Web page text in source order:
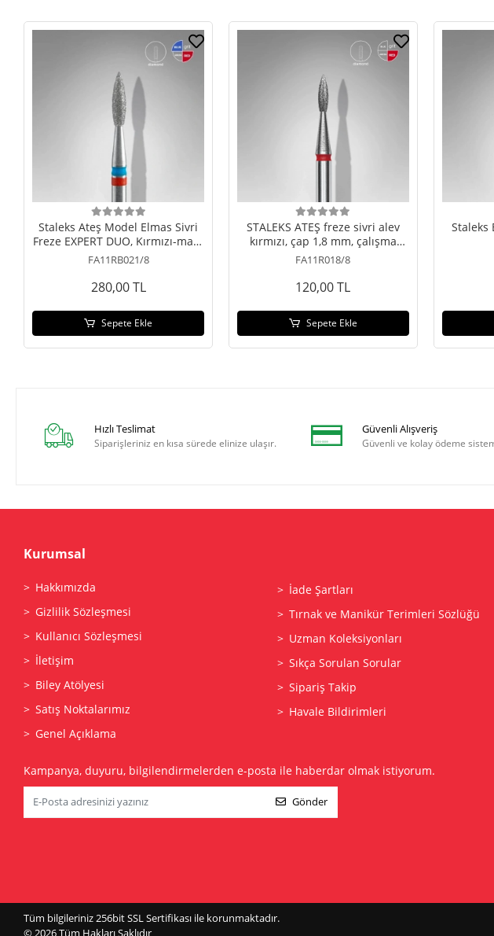
Staleks Ateş Model Elmas Sivri
Freze EXPERT DUO, Kırmızı-mavi,
0.21/8
FA11RB021/8
280,00 TL
Sepete Ekle
STALEKS ATEŞ freze sivri alev
kırmızı, çap 1,8 mm, çalışma
kısmı 8 mm
FA11R018/8
120,00 TL
Sepete Ekle
Staleks
Hızlı Teslimat
Siparişleriniz en kısa sürede elinize ulaşır.
Güvenli Alışveriş
Güvenli ve kolay ödeme
Kurumsal
Hakkımızda
Gizlilik Sözleşmesi
Kullanıcı Sözleşmesi
İletişim
Biley Atölyesi
Satış Noktalarımız
Genel Açıklama
İade Şartları
Tırnak ve Manikür Terimleri Sözlüğü
Uzman Koleksiyonları
Sıkça Sorulan Sorular
Sipariş Takip
Havale Bildirimleri
Kampanya, duyuru, bilgilendirmelerden e-posta ile haberdar olmak istiyorum.
Gönder
Tüm bilgileriniz 256bit SSL Sertifikası ile korunmaktadır.
© 2026Tüm Hakları Saklıdır